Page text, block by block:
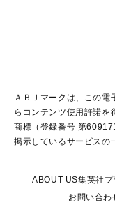
ジャンプルーキー！
ジャンプTOON
S-MANGA
集英社ジャンプリ
集英社コミック文庫
ウルトラジャンプ
リマコミ＋
マンガMeets
月刊オフィスユー
LEE
Marisol
T JAPAN:The
パラスポ＋！
青春と読書
アジア人物史
集英社新書
集英社新書プラス
よみタイ
ライトノベル・ノ
集英社Webマガジ
集英社オレンジ文庫
シフォン文庫
JUMP j BOOKS
集英社みらい文庫
S-KIDS.LAND
SHUEISHA
HAPPY PLUS
shueisha vox
SHOP Marisol
EDITOR'S LAB
ＡＢＪマークは、この
らコンテンツ使用許諾
商標（登録番号 第
掲示しているサービスの
ABOUT US集英社プ
お問い合わ